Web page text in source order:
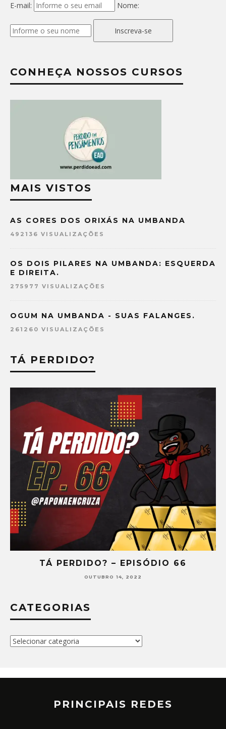
E-mail: Nome:
Inscreva-se
CONHEÇA NOSSOS CURSOS
MAIS VISTOS
AS CORES DOS ORIXÁS NA UMBANDA
492136 VISUALIZAÇÕES
OS DOIS PILARES NA UMBANDA: ESQUERDA
E DIREITA.
275977 VISUALIZAÇÕES
OGUM NA UMBANDA - SUAS FALANGES.
261260 VISUALIZAÇÕES
TÁ PERDIDO?
TÁ PERDIDO? – EPISÓDIO 65
SETEMBRO 30, 2022
CATEGORIAS
Categorias
PRINCIPAIS REDES